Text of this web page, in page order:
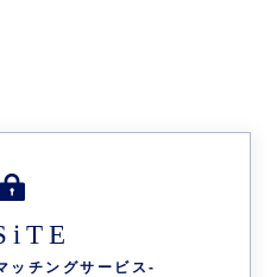
ッチングサービス-